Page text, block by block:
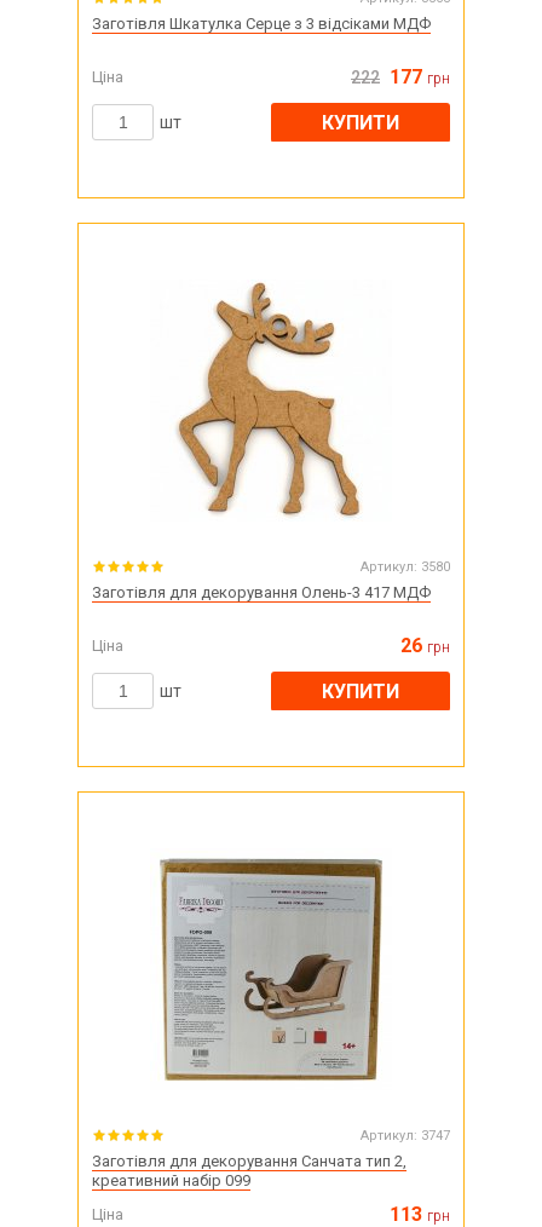
Заготівля Шкатулка Серце з 3 відсіками МДФ
Ціна 222 177 грн
шт КУПИТИ
Артикул: 3580
Заготівля для декорування Олень-3 417 МДФ
Ціна 26 грн
шт КУПИТИ
Артикул: 3747
Заготівля для декорування Санчата тип 2,
креативний набір 099
Ціна
113 грн